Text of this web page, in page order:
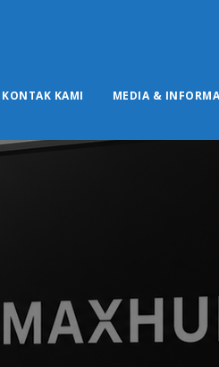
KONTAK KAMI MEDIA &